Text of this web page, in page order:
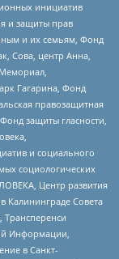
инициатив
и защиты прав
и их семьям, Фонд
Сова, центр Анна,
Гагарина, Фонд
правозащитная
защиты гласности,
и социального
социологических
Центр развития
Калининграде Совета
Трансперенси
Информации,
в Санкт-